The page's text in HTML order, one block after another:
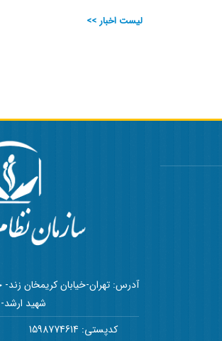
لیست اخبار >>
آدرس: تهران-خیابان کریمخان زند-
شهید ارشد-
کدپستی: 1598774614